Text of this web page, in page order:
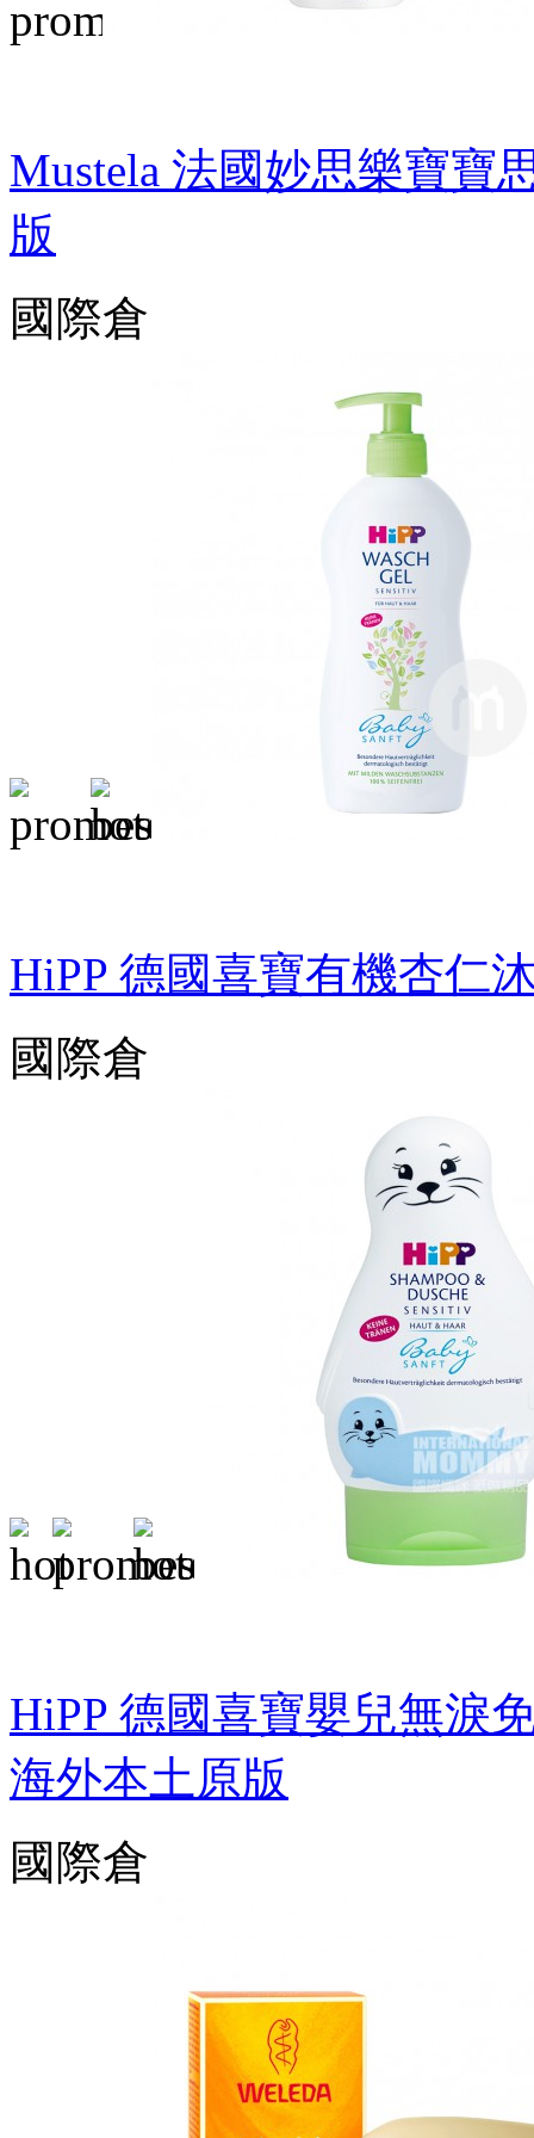
Mustela 法國妙思樂寶寶
版
國際倉
HiPP 德國喜寶有機杏仁
國際倉
HiPP 德國喜寶嬰兒無淚
海外本土原版
國際倉